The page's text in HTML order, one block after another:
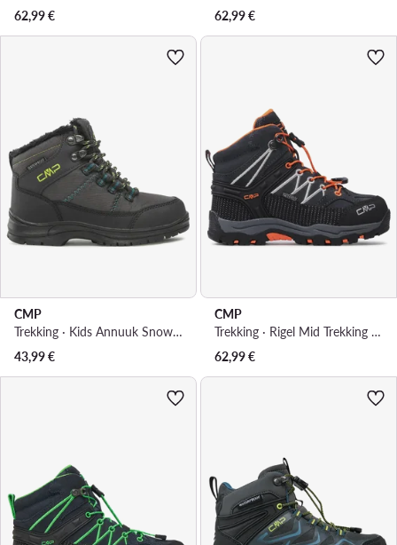
62,99€
62,99€
CMP
Trekking · Kids Annuuk Snow Boot Wp 31Q4954 · Siva
43,99€
CMP
Trekking · Rigel Mid Trekking Shoe Wp 3Q12944 · Tamnoplava
62,99€